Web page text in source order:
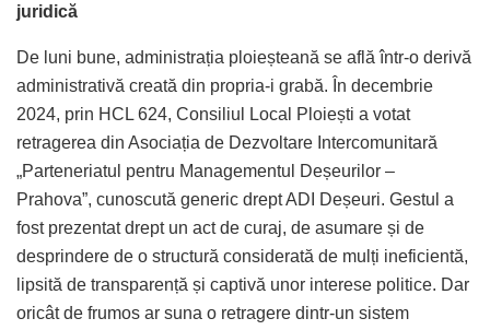
juridică
De luni bune, administrația ploieșteană se află într-o derivă
administrativă creată din propria-i grabă. În decembrie
2024, prin HCL 624, Consiliul Local Ploiești a votat
retragerea din Asociația de Dezvoltare Intercomunitară
„Parteneriatul pentru Managementul Deșeurilor –
Prahova”, cunoscută generic drept ADI Deșeuri. Gestul a
fost prezentat drept un act de curaj, de asumare și de
desprindere de o structură considerată de mulți ineficientă,
lipsită de transparență și captivă unor interese politice. Dar
oricât de frumos ar suna o retragere dintr-un sistem